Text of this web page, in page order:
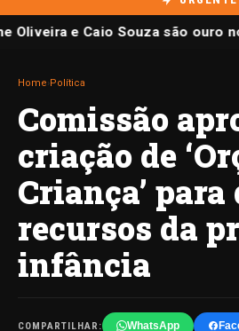
Oliveira e Caio Souza são ouro
Home Política
Comissão
criação de
Criança’
recursos da
infância
COMPARTILHAR: WhatsApp